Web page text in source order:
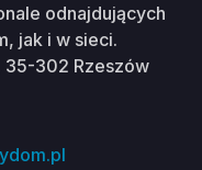
odnajdujących
jak i w sieci.
35-302 Rzeszów